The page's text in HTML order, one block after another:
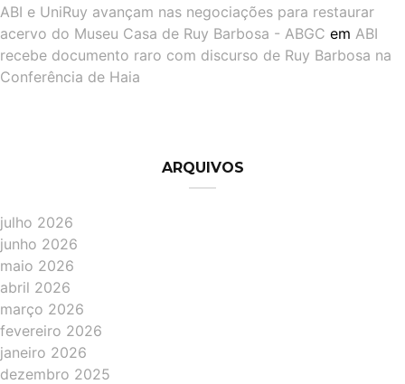
ABI e UniRuy avançam nas negociações para restaurar
acervo do Museu Casa de Ruy Barbosa - ABGC em ABI
recebe documento raro com discurso de Ruy Barbosa na
Conferência de Haia
ARQUIVOS
julho 2026
junho 2026
maio 2026
abril 2026
março 2026
fevereiro 2026
janeiro 2026
dezembro 2025